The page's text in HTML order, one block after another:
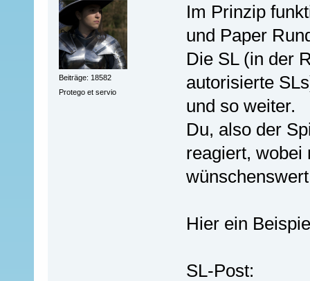
Beiträge: 18582
Protego et servio
Im Prinzip
und Paper
Die SL (in der
autorisierte
und so weiter.
Du, also der
reagiert, wobei
Hier ein
SL-Post: